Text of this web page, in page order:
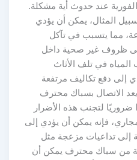
عند حدوث أية مشكلة.
المثال، يمكن أن يؤدي
مما يتسبب في تآكل
حتى ظروف غير صحية داخل
في تلف الأثاث
إلى دفع تكاليف مرتفعة
يعد الاتصال بسباك محترف
لتجنب هذه الأضرار
فإنه يمكن أن يؤدي إلى
إلى تداعيات مزعجة مثل
من سباك محترف يمكن أن